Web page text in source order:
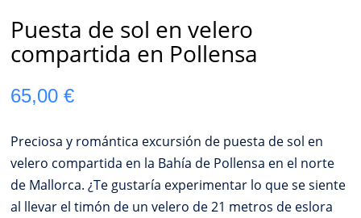
Puesta de sol en velero
compartida en Pollensa
65,00€
Preciosa y romántica excursión de puesta de sol en
velero compartida en la Bahía de Pollensa en el norte
de Mallorca. ¿Te gustaría experimentar lo que se siente
al llevar el timón de un velero de 21 metros de eslora